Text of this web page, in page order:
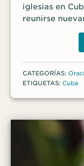
iglesias en
reunirse
presencial el
embargo, el 8
de Amparo
se le
Dios para
en medio de
cubano, y
levante las
para conocer
CATEGORÍAS:
ETIQUETAS: Cuba